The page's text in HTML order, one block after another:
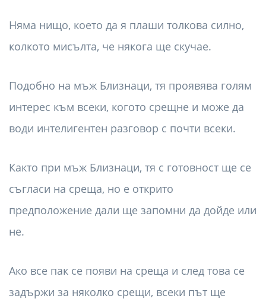
Няма нищо, което да я плаши толкова силно,
колкото мисълта, че някога ще скучае.
Подобно на мъж Близнаци, тя проявява голям
интерес към всеки, когото срещне и може да
води интелигентен разговор с почти всеки.
Както при мъж Близнаци, тя с готовност ще се
съгласи на среща, но е открито
предположение дали ще запомни да дойде или
не.
Ако все пак се появи на среща и след това се
задържи за няколко срещи, всеки път ще